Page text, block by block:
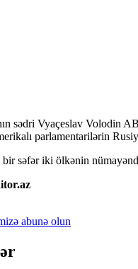
sədri Vyaçeslav Volodin
parlamentarilərin
səfər iki ölkənin
abunə olun